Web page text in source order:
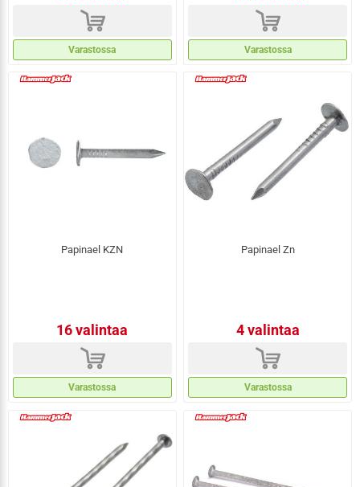
d
Varastossa
d
Varastossa
Papinael KZN
16 valintaa
d
Varastossa
Papinael Zn
4 valintaa
d
Varastossa